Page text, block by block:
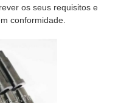
os seus requisitos e
conformidade.